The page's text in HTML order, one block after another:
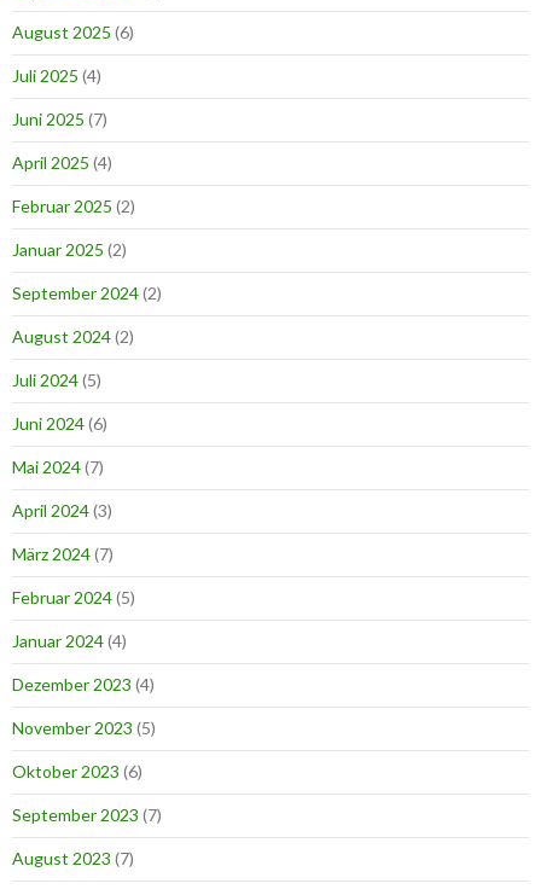
August 2025 (6)
Juli 2025 (4)
Juni 2025 (7)
April 2025 (4)
Februar 2025 (2)
Januar 2025 (2)
September 2024(2)
August 2024(2)
Juli 2024(5)
Juni 2024(6)
Mai 2024(7)
April 2024(3)
März 2024(7)
Februar 2024(5)
Januar 2024(4)
Dezember 2023 (4)
November 2023 (5)
Oktober 2023 (6)
September 2023 (7)
August 2023 (7)